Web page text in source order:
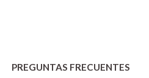
PREGUNTAS FRECUENTES